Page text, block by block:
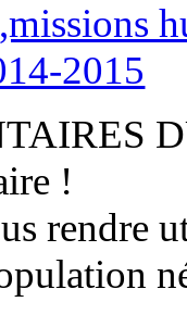
2015
!
rendre